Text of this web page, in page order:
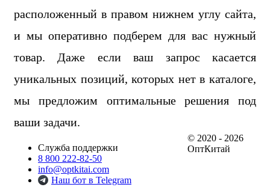
расположенный в правом нижнем углу сайта,
и мы оперативно подберем для вас нужный
товар. Даже если ваш запрос касается
уникальных позиций, которых нет в каталоге,
мы предложим оптимальные решения под
ваши задачи.
Служба поддержки
8 800 222-82-50
info@optkitai.com
Наш бот в Telegram
© 2020 - 2026
ОптКитай